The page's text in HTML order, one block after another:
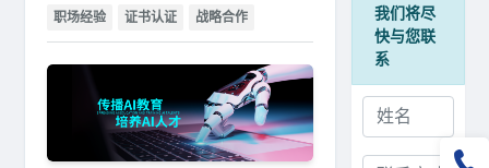
职场经验 证书认证 战略合作
我们将尽
快与您联
系